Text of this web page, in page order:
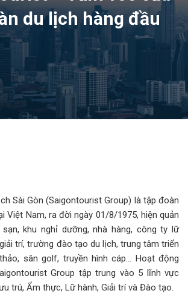
du lịch hàng đầu
Sài Gòn (Saigontourist Group) là tập đoàn
Việt Nam, ra đời ngày 01/8/1975, hiện quản
khu nghỉ dưỡng, nhà hàng, công ty lữ
trí, trường đào tạo du lịch, trung tâm triển
sân golf, truyền hình cáp… Hoạt động
Group tập trung vào 5 lĩnh vực
trú, Ẩm thực, Lữ hành, Giải trí và Đào tạo.